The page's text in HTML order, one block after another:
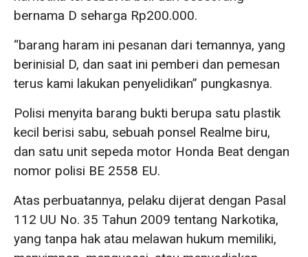
bernama D seharga Rp200.000.
“barang haram ini pesanan dari temannya, yang
berinisial D, dan saat ini pemberi dan pemesan
terus kami lakukan penyelidikan” pungkasnya.
Polisi menyita barang bukti berupa satu plastik
kecil berisi sabu, sebuah ponsel Realme biru,
dan satu unit sepeda motor Honda Beat dengan
nomor polisi BE 2558 EU.
Atas perbuatannya, pelaku dijerat dengan Pasal
112 UU No. 35 Tahun 2009 tentang Narkotika,
yang tanpa hak atau melawan hukum memiliki,